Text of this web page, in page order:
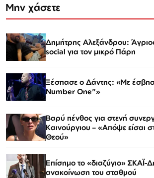
Μην χάσετε
Δημήτρης Αλεξάνδρου:
social για τον μικρό Πάρη
Ξέσπασε ο Δάντης: «Με
Number One"»
Βαρύ πένθος για στενή
Καινούργιου – «Απόψε είσαι
Θεού»
Επίσημο το «διαζύγιο» ΣΚΑΪ-
ανακοίνωση του σταθμού